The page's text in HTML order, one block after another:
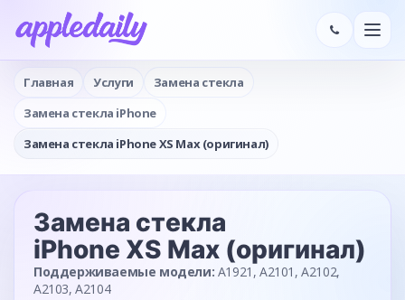
Главная Услуги
Замена стекла
Замена стекла iPhone
Замена стекла iPhone XS Max (оригинал)
Замена стекла
iPhone XS Max (оригинал)
Поддерживаемые модели: A1921, A2101, A2102,
A2103, A2104